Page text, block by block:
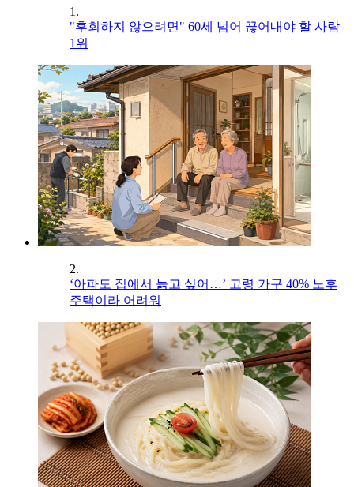
1.
"후회하지 않으려면" 60세 넘어 끊어내야 할 사람
1위
2.
‘아파도 집에서 늙고 싶어…’ 고령 가구 40% 노후
주택이라 어려워